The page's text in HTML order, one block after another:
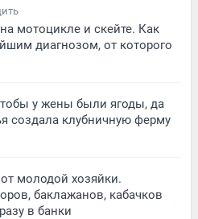
мотоцикле и скейте. Как
диагнозом, от которого
у жены были ягоды, да
создала клубничную ферму
молодой хозяйки.
баклажанов, кабачков
в банки